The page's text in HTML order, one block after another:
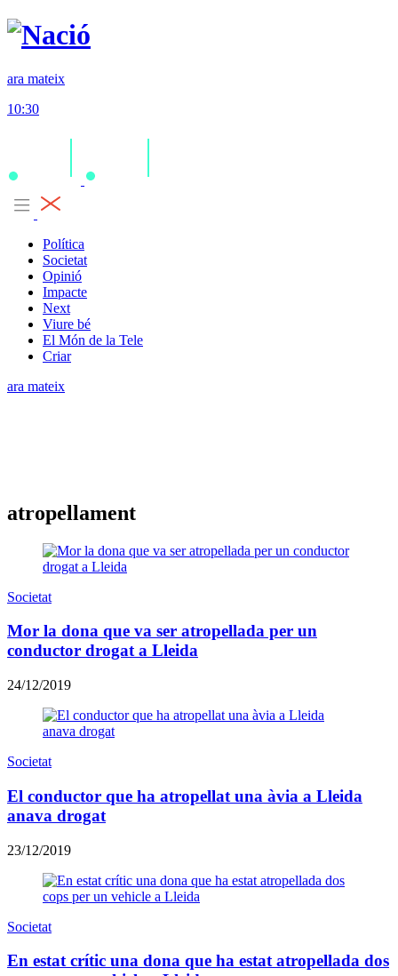
ara mateix
10:30
Política
Societat
Opinió
Impacte
Next
Viure bé
El Món de la Tele
Criar
ara mateix
atropellament
Societat
Mor la dona que va ser atropellada per un
conductor drogat a Lleida
24/12/2019
Societat
El conductor que ha atropellat una àvia a Lleida
anava drogat
23/12/2019
Societat
En estat crític una dona que ha estat atropellada dos